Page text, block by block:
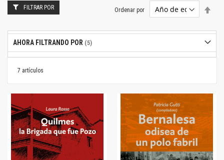
7 artículos
Ordenar por
FILTRAR POR
AHORA FILTRANDO POR